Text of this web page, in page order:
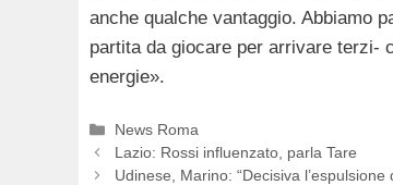
anche qualche vantaggio. Abbiamo
partita da giocare per arrivare terzi-
energie».
Categorie
News Roma
Lazio: Rossi influenzato, parla Tare
Udinese, Marino: “Decisiva l’espulsione